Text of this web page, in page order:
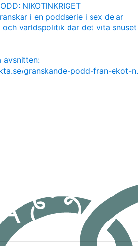
NIKOTINKRIGET
i en poddserie i sex delar
och världspolitik där det vita
avsnitten:
granskande-podd-fran-ekot-